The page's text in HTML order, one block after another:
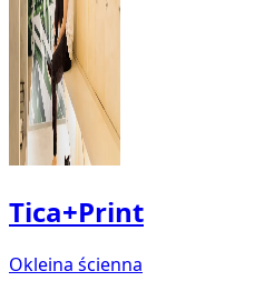
Tica+Print
Okleina ścienna